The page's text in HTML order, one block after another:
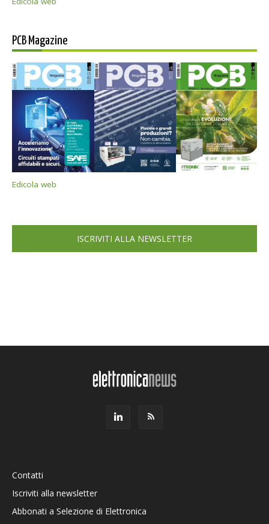
PCB Magazine
Edicola web
ISCRIVITI ALLA NEWSLETTER
Contatti
Iscriviti alla newsletter
Abbonati a Selezione di Elettronica